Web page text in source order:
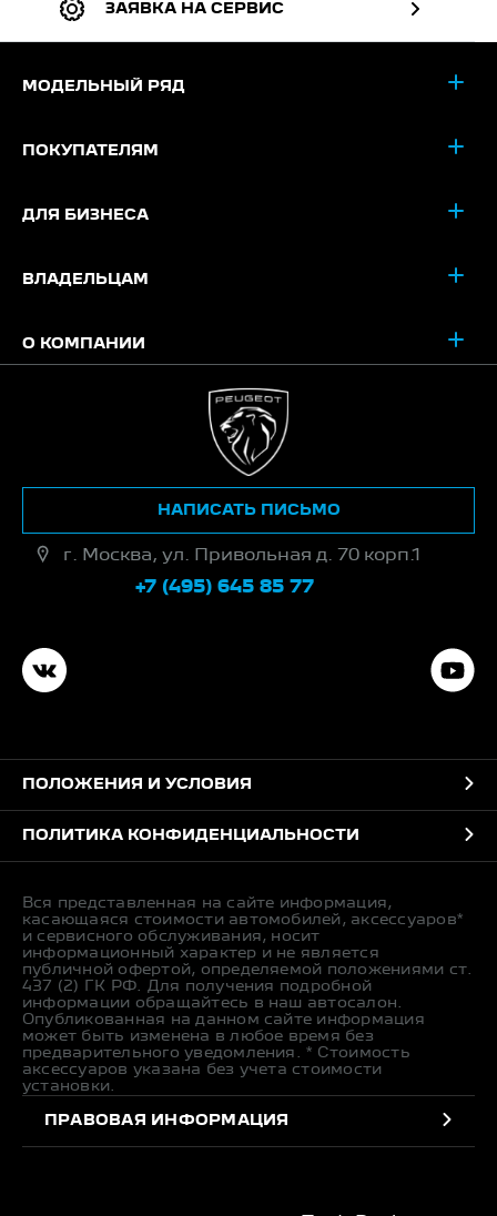
ЗАЯВКА НА СЕРВИС
МОДЕЛЬНЫЙ РЯД
ПОКУПАТЕЛЯМ
ДЛЯ БИЗНЕСА
ВЛАДЕЛЬЦАМ
О КОМПАНИИ
г. Москва, ул. Привольная д. 70 корп.1
+7 (495) 645 85 77
НАПИСАТЬ ПИСЬМО
ПОЛОЖЕНИЯ И УСЛОВИЯ
ПОЛИТИКА КОНФИДЕНЦИАЛЬНОСТИ
Вся представленная на сайте информация,
касающаяся стоимости автомобилей, аксессуаров*
и сервисного обслуживания, носит
информационный характер и не является
публичной офертой, определяемой положениями ст.
437 (2) ГК РФ. Для получения подробной
информации обращайтесь в наш автосалон.
Опубликованная на данном сайте информация
может быть изменена в любое время без
предварительного уведомления. * Стоимость
аксессуаров указана без учета стоимости
установки.
ПРАВОВАЯ ИНФОРМАЦИЯ